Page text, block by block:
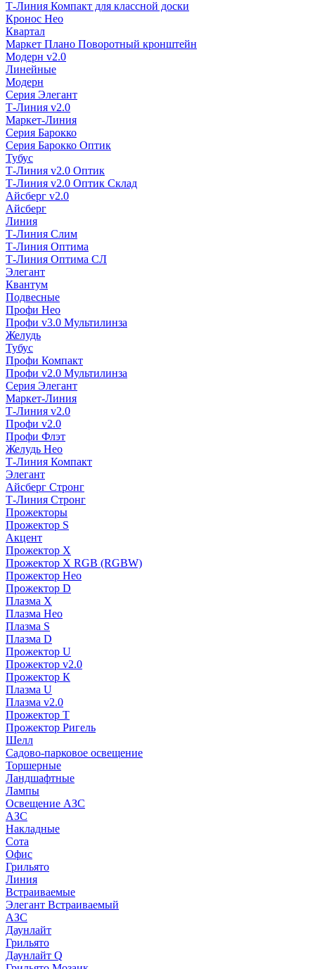
Т-Линия Компакт для классной доски
Кронос Нео
Квартал
Маркет Плано Поворотный кронштейн
Модерн v2.0
Линейные
Модерн
Серия Элегант
Т-Линия v2.0
Маркет-Линия
Серия Барокко
Серия Барокко Оптик
Тубус
Т-Линия v2.0 Оптик
Т-Линия v2.0 Оптик Склад
Айсберг v2.0
Айсберг
Линия
Т-Линия Слим
Т-Линия Оптима
Т-Линия Оптима СЛ
Элегант
Квантум
Подвесные
Профи Нео
Профи v3.0 Мультилинза
Желудь
Тубус
Профи Компакт
Профи v2.0 Мультилинза
Серия Элегант
Маркет-Линия
Т-Линия v2.0
Профи v2.0
Профи Флэт
Желудь Нео
Т-Линия Компакт
Элегант
Айсберг Стронг
Т-Линия Стронг
Прожекторы
Прожектор S
Акцент
Прожектор X
Прожектор Х RGB (RGBW)
Прожектор Нео
Прожектор D
Плазма X
Плазма Нео
Плазма S
Плазма D
Прожектор U
Прожектор v2.0
Прожектор К
Плазма U
Плазма v2.0
Прожектор Т
Прожектор Ригель
Шелл
Садово-парковое освещение
Торшерные
Ландшафтные
Лампы
Освещение АЗС
АЗС
Накладные
Сота
Офис
Грильято
Линия
Встраиваемые
Элегант Встраиваемый
АЗС
Даунлайт
Грильято
Даунлайт Q